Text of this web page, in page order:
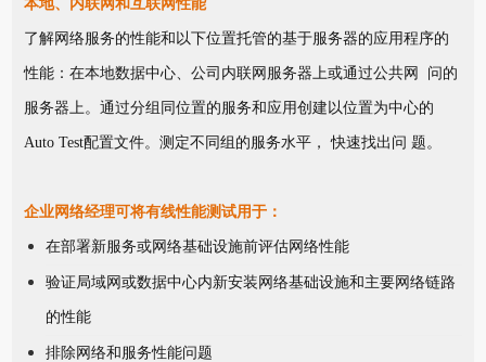
本地、内联网和互联网性能
了解网络服务的性能和以下位置托管的基于服务器的应用程序的
性能：在本地数据中心、公司内联网服务器上或通过公共网 问的
服务器上。通过分组同位置的服务和应用创建以位置为中心的
Auto Test配置文件。测定不同组的服务水平， 快速找出问 题。
企业网络经理可将有线性能测试用于：
在部署新服务或网络基础设施前评估网络性能
验证局域网或数据中心内新安装网络基础设施和主要网络链路
的性能
排除网络和服务性能问题